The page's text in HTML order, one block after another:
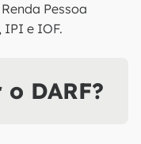
Pessoa
IPI e IOF.
DARF?